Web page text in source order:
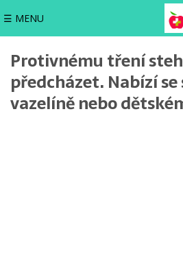
☰ MENU
Protivnému tření
předcházet. Nabízí
vazelíně nebo